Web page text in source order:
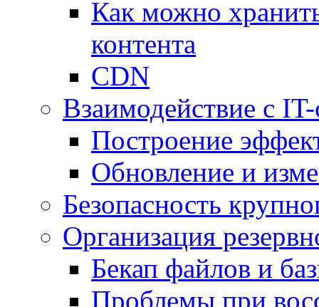
Как можно
контента
CDN
Взаимодействие с
Построение
Обновление и
Безопасность
Организация
Бекап файлов и
Проблемы при